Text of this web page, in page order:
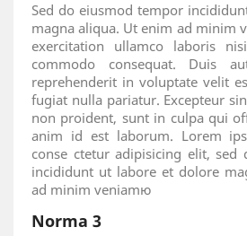
Sed do eiusmod tempor
magna aliqua. Ut enim ad minim
exercitation ullamco laboris
commodo consequat. Duis
reprehenderit in voluptate velit
fugiat nulla pariatur. Excepteur
non proident, sunt in culpa qui
anim id est laborum. Lorem
conse ctetur adipisicing elit, sed
incididunt ut labore et dolore
ad minim veniamю
Norma 3